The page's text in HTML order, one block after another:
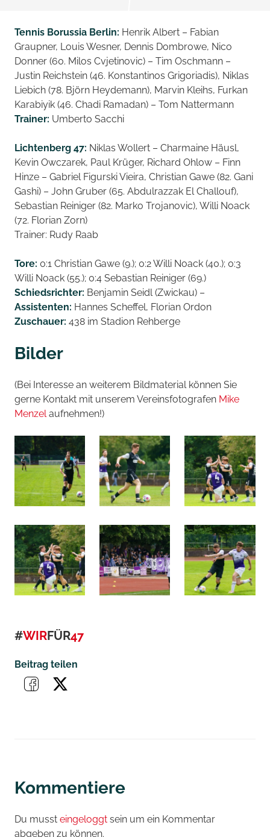
Tennis Borussia Berlin: Henrik Albert – Fabian
Graupner, Louis Wesner, Dennis Dombrowe, Nico
Donner (60. Milos Cvjetinovic) – Tim Oschmann –
Justin Reichstein (46. Konstantinos Grigoriadis), Niklas
Liebich (78. Björn Heydemann), Marvin Kleihs, Furkan
Karabiyik (46. Chadi Ramadan) – Tom Nattermann
Trainer: Umberto Sacchi
Lichtenberg 47: Niklas Wollert – Charmaine Häusl,
Kevin Owczarek, Paul Krüger, Richard Ohlow – Finn
Hinze – Gabriel Figurski Vieira, Christian Gawe (82. Gani
Gashi) – John Gruber (65. Abdulrazzak El Challouf),
Sebastian Reiniger (82. Marko Trojanovic), Willi Noack
(72. Florian Zorn)
Trainer: Rudy Raab
Tore: 0:1 Christian Gawe (9.); 0:2 Willi Noack (40.); 0:3
Willi Noack (55.); 0:4 Sebastian Reiniger (69.)
Schiedsrichter: Benjamin Seidl (Zwickau) –
Assistenten: Hannes Scheffel, Florian Ordon
Zuschauer: 438 im Stadion Rehberge
Bilder
(Bei Interesse an weiterem Bildmaterial können Sie
gerne Kontakt mit unserem Vereinsfotografen Mike
Menzel aufnehmen!)
#WIRFÜR47
Beitrag teilen
Kommentiere
Du musst eingeloggt sein um ein Kommentar
abgeben zu können.